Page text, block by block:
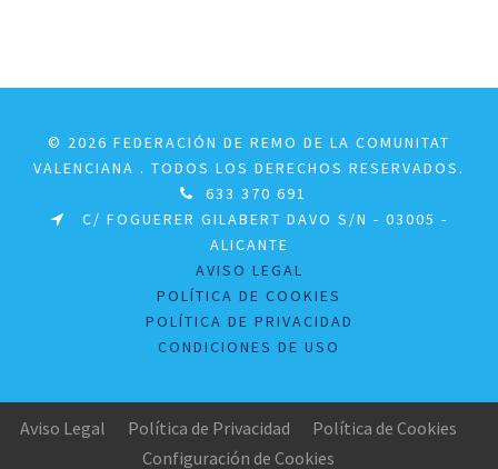
© 2026 FEDERACIÓN DE REMO DE LA COMUNITAT
VALENCIANA . TODOS LOS DERECHOS RESERVADOS.
633 370 691
C/ FOGUERER GILABERT DAVO S/N - 03005 -
ALICANTE
AVISO LEGAL
POLÍTICA DE COOKIES
POLÍTICA DE PRIVACIDAD
CONDICIONES DE USO
Aviso Legal Política de Privacidad
Política de Cookies
Configuración de Cookies